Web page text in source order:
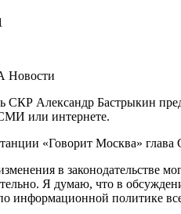
Новости
СКР Александр Бастрыкин
или интернете.
«Говорит Москва»
в законодательстве
Я думаю, что в
информационной политике